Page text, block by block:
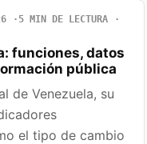
5 MIN DE LECTURA
funciones, datos
pública
de Venezuela, su
el tipo de cambio